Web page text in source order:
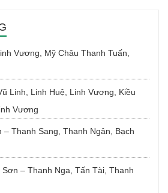
Vương, Mỹ Châu Thanh Tuấn,
Linh, Linh Huệ, Linh Vương, Kiều
Vương
– Thanh Sang, Thanh Ngân, Bạch
– Thanh Nga, Tấn Tài, Thanh